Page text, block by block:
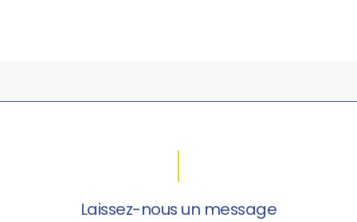
Laissez-nous un message